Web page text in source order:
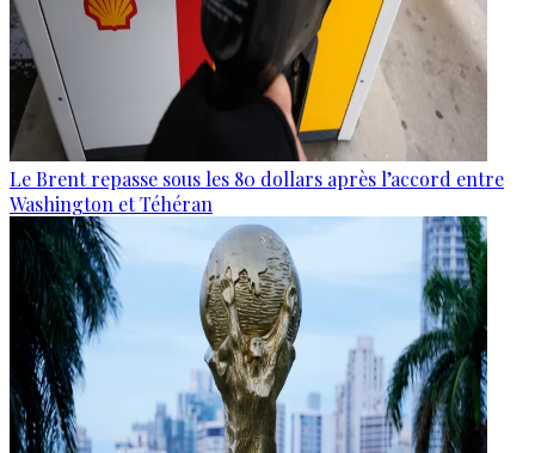
Le Brent repasse sous les 80 dollars après l’accord entre
Washington et Téhéran